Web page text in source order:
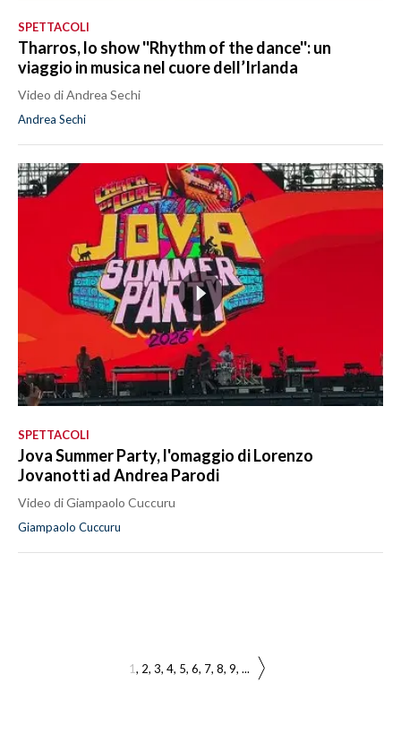
SPETTACOLI
Tharros, lo show ''Rhythm of the dance'': un
viaggio in musica nel cuore dell’Irlanda
Video di Andrea Sechi
Andrea Sechi
SPETTACOLI
Jova Summer Party, l'omaggio di Lorenzo
Jovanotti ad Andrea Parodi
Video di Giampaolo Cuccuru
Giampaolo Cuccuru
1 2 3 4 5 6 7 8 9 ...